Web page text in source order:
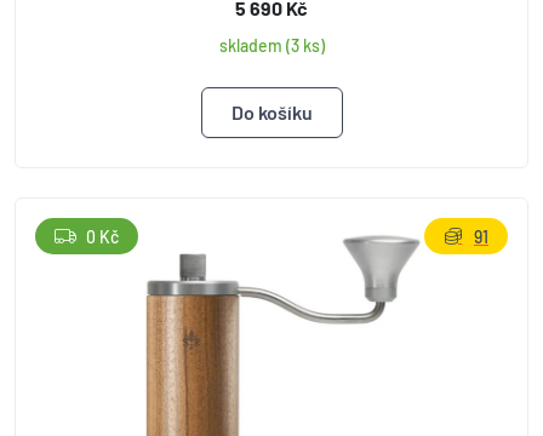
5 690 Kč
skladem (3 ks)
0 Kč 91